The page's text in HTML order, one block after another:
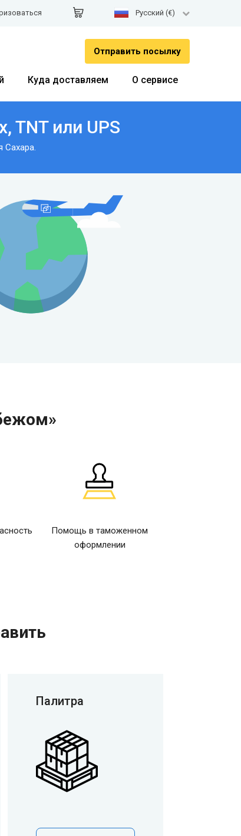
Pусский (€)
Отправить посылку
Куда доставляем О сервисе
TNT или UPS
Сахара.
Помощь в таможенном
оформлении
Палитра